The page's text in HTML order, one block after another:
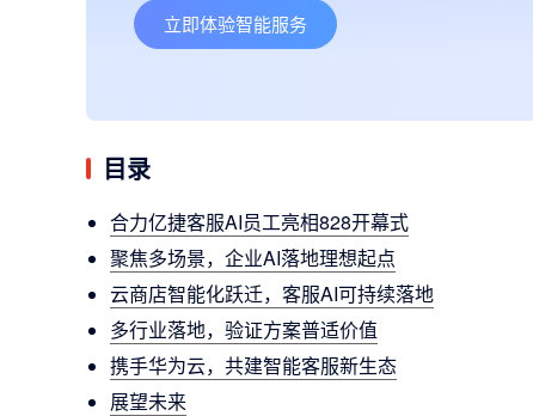
立即体验智能服务
目录
合力亿捷客服AI员工亮相828开幕式
聚焦多场景，企业AI落地理想起点
云商店智能化跃迁，客服AI可持续落地
多行业落地，验证方案普适价值
携手华为云，共建智能客服新生态
展望未来